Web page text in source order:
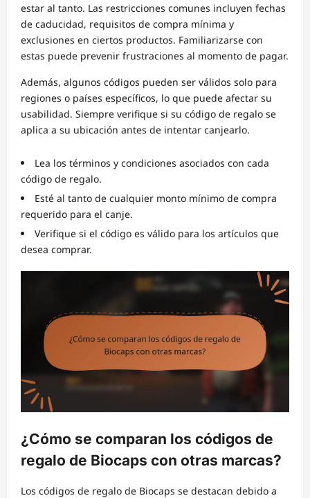
estar al tanto. Las restricciones comunes incluyen fechas
de caducidad, requisitos de compra mínima y
exclusiones en ciertos productos. Familiarizarse con
estas puede prevenir frustraciones al momento de pagar.
Además, algunos códigos pueden ser válidos solo para
regiones o países específicos, lo que puede afectar su
usabilidad. Siempre verifique si su código de regalo se
aplica a su ubicación antes de intentar canjearlo.
Lea los términos y condiciones asociados con cada
código de regalo.
Esté al tanto de cualquier monto mínimo de compra
requerido para el canje.
Verifique si el código es válido para los artículos que
desea comprar.
¿Cómo se comparan los códigos de
regalo de Biocaps con otras marcas?
Los códigos de regalo de Biocaps se destacan debido a